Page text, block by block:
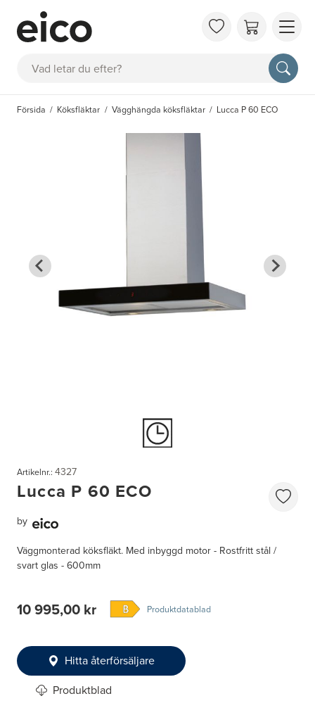
Sök
OM
FAQ
Försida Köksfläktar Vägghängda köksfläktar Lucca P 60 ECO
Artikelnr.: 4327
Lucca P 60 ECO
by
Väggmonterad köksfläkt. Med inbyggd motor - Rostfritt stål /
svart glas - 600mm
10 995,00 kr Produktdatablad
Hitta återförsäljare
Produktblad